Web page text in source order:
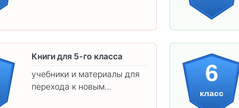
товары соответствуют
Книги для 5-го класса
учебники и материалы для
перехода к новым
6
класс